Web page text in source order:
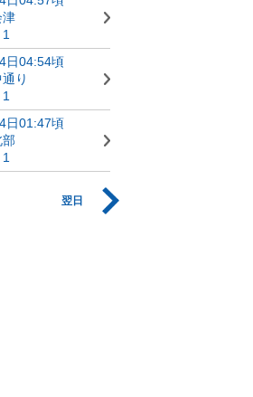
津
日04:54頃
り
日01:47頃
部
翌日